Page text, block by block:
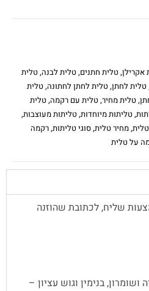
אקרילן,טלית חתנים,טלית לבנה,טלית
טלית לחתן,טלית לחתן לחתונה,טלית
,טלית מחיר,טלית עם רקמה,טלית
,טליתות מיוחדות,טליתות מעוצבות,
,מחיר טלית,סוגי טליתות,רקמה
על טלית
שליח, לכתובת שהוזנה
ושומרון, בנימין וגוש עציון –